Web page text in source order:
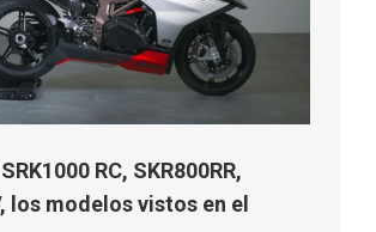
RC, SKR800RR,
los modelos vistos en el